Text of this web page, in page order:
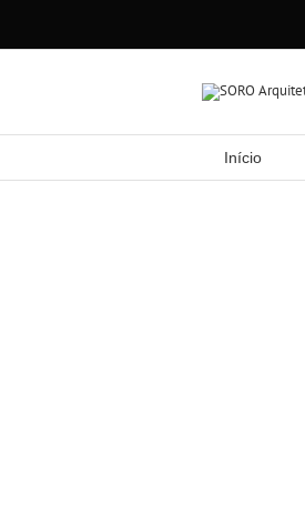
Início